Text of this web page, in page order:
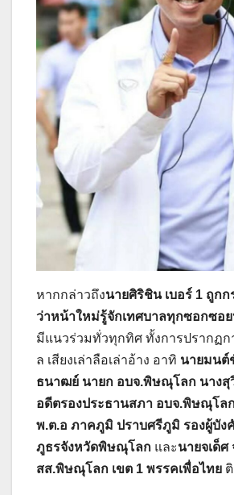
หากกล่าวถึงนายศิริชิน เบอร์ 1 ถูก
ว่าหน้าใหม่รู้จักเทศบาลทุกซอกซอ
มีแนวร่วมทั่วทุกทิศ ทั้งการปรากฏก
ล เสียงเล่าลือเล่าอ้าง อาทิ นายมนต์
ธนาฒย์ นายก อบจ.พิษณุโลก นางสุ
อดีตรองประธานสภา อบจ.พิษณุโล
พ.ต.อ ภาคภูมิ ปราบศรีภูมิ รองผู้บัง
ภูธรจังหวัดพิษณุโลก และนายจเด็ศ
สส.พิษณุโลก เขต 1 พรรคเพื่อไทย